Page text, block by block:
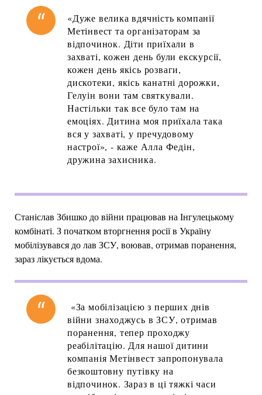
«Дуже велика вдячність компанії
Метінвест та організаторам за
відпочинок. Діти приїхали в
захваті, кожен день були екскурсії,
кожен день якісь розваги,
дискотеки, якісь канатні дорожки,
Гелуін вони там святкували.
Настільки так все було там на
емоціях. Дитина моя приїхала така
вся у захваті, у пречудовому
настрої», - каже Алла Федін,
дружина захисника.
Станіслав Збишко до війни працював на Інгулецькому
комбінаті. З початком вторгнення росії в Україну
мобілізувався до лав ЗСУ, воював, отримав поранення,
зараз лікується вдома.
«За мобілізацією з перших днів
війни знаходжусь в ЗСУ, отримав
поранення, тепер проходжу
реабілітацію. Для нашої дитини
компанія Метінвест запропонувала
безкоштовну путівку на
відпочинок. Зараз в ці тяжкі часи